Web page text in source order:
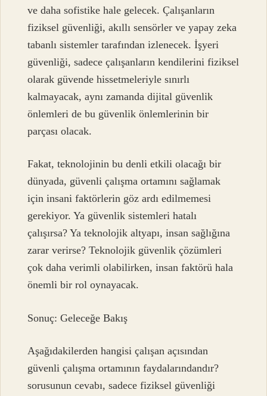
ve daha sofistike hale gelecek. Çalışanların
fiziksel güvenliği, akıllı sensörler ve yapay zeka
tabanlı sistemler tarafından izlenecek. İşyeri
güvenliği, sadece çalışanların kendilerini fiziksel
olarak güvende hissetmeleriyle sınırlı
kalmayacak, aynı zamanda dijital güvenlik
önlemleri de bu güvenlik önlemlerinin bir
parçası olacak.
Fakat, teknolojinin bu denli etkili olacağı bir
dünyada, güvenli çalışma ortamını sağlamak
için insani faktörlerin göz ardı edilmemesi
gerekiyor. Ya güvenlik sistemleri hatalı
çalışırsa? Ya teknolojik altyapı, insan sağlığına
zarar verirse? Teknolojik güvenlik çözümleri
çok daha verimli olabilirken, insan faktörü hala
önemli bir rol oynayacak.
Sonuç: Geleceğe Bakış
Aşağıdakilerden hangisi çalışan açısından
güvenli çalışma ortamının faydalarındandır?
sorusunun cevabı, sadece fiziksel güvenliği